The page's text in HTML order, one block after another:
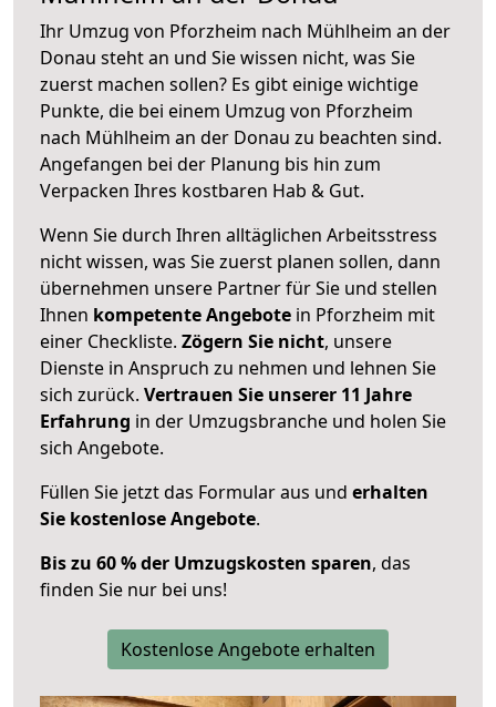
Ihr Umzug von Pforzheim nach Mühlheim an der
Donau steht an und Sie wissen nicht, was Sie
zuerst machen sollen? Es gibt einige wichtige
Punkte, die bei einem Umzug von Pforzheim
nach Mühlheim an der Donau zu beachten sind.
Angefangen bei der Planung bis hin zum
Verpacken Ihres kostbaren Hab & Gut.
Wenn Sie durch Ihren alltäglichen Arbeitsstress
nicht wissen, was Sie zuerst planen sollen, dann
übernehmen unsere Partner für Sie und stellen
Ihnen kompetente Angebote in Pforzheim mit
einer Checkliste. Zögern Sie nicht, unsere
Dienste in Anspruch zu nehmen und lehnen Sie
sich zurück. Vertrauen Sie unserer 11 Jahre
Erfahrung in der Umzugsbranche und holen Sie
sich Angebote.
Füllen Sie jetzt das Formular aus und erhalten
Sie kostenlose Angebote.
Bis zu 60 % der Umzugskosten sparen, das
finden Sie nur bei uns!
Kostenlose Angebote erhalten